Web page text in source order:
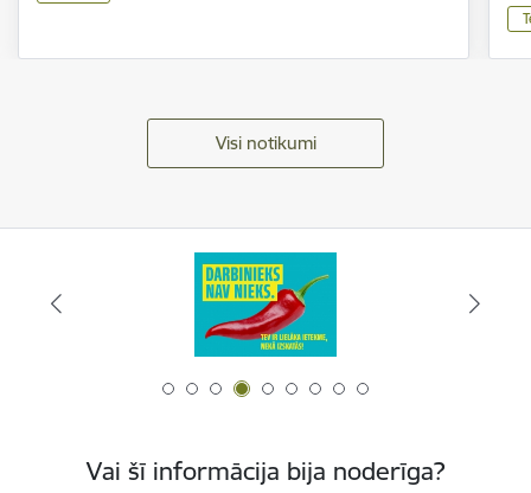
Visi notikumi
Vai šī informācija bija noderīga?